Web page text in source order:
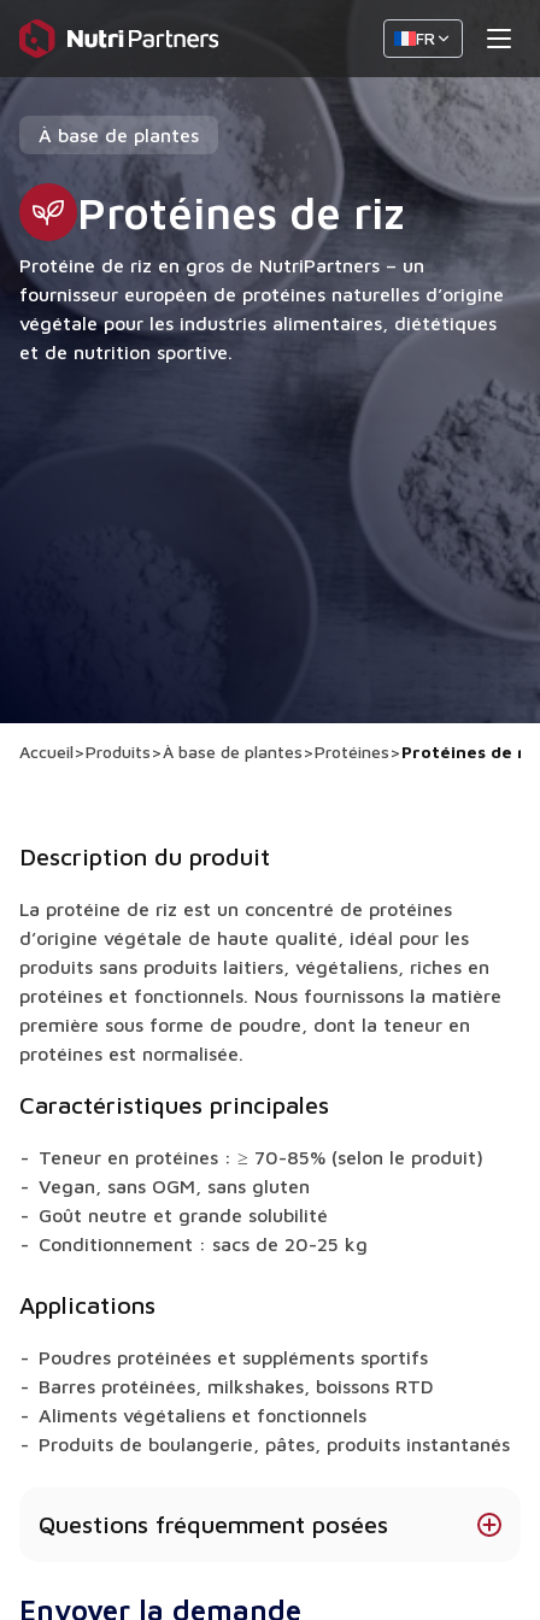
FR
À base de plantes
Protéines de riz
Protéine de riz en gros de NutriPartners – un
fournisseur européen de protéines naturelles d’origine
végétale pour les industries alimentaires, diététiques
et de nutrition sportive.
Accueil>Produits>À base de plantes>Protéines>Protéines de riz
Description du produit
La protéine de riz est un concentré de protéines
d’origine végétale de haute qualité, idéal pour les
produits sans produits laitiers, végétaliens, riches en
protéines et fonctionnels. Nous fournissons la matière
première sous forme de poudre, dont la teneur en
protéines est normalisée.
Caractéristiques principales
Teneur en protéines : ≥ 70-85% (selon le produit)
Vegan, sans OGM, sans gluten
Goût neutre et grande solubilité
Conditionnement : sacs de 20-25 kg
Applications
Poudres protéinées et suppléments sportifs
Barres protéinées, milkshakes, boissons RTD
Aliments végétaliens et fonctionnels
Produits de boulangerie, pâtes, produits instantanés
Questions fréquemment posées
contient-elle ?
Envoyer la demande